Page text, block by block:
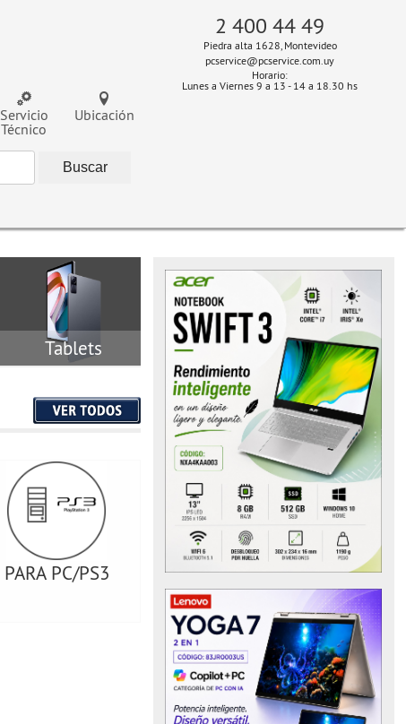
Ubicación
Servicio
Técnico
2 400 44 49
Piedra alta 1628, Montevideo
pcservice@pcservice.com.uy
Horario:
Lunes a Viernes 9 a 13 - 14 a 18.30 hs
Tablets
PARA PC/PS3